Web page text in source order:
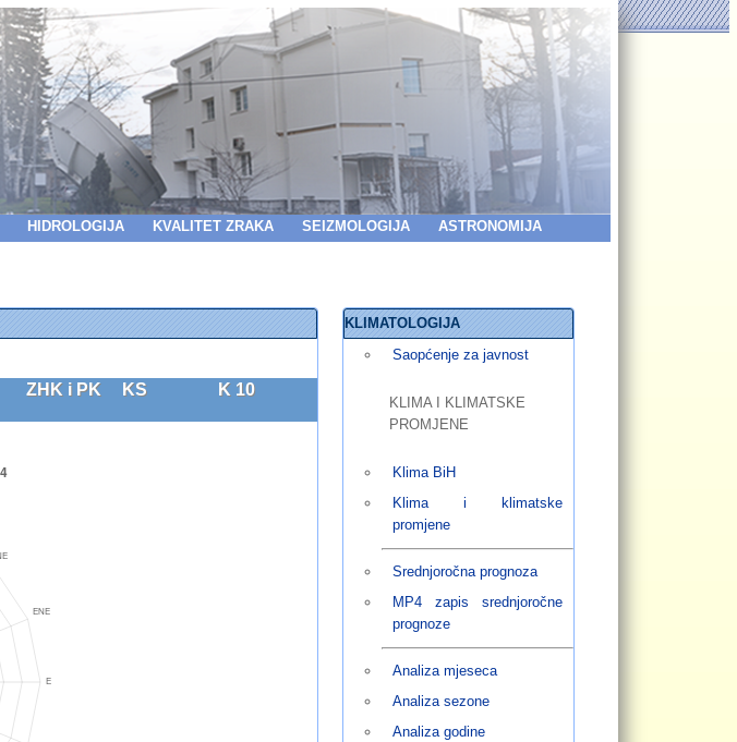
HIDROLOGIJA KVALITET ZRAKA SEIZMOLOGIJA ASTRONOMIJA
ZHK i PK KS K 10
KLIMATOLOGIJA
Saopćenje za javnost
KLIMA I KLIMATSKE
PROMJENE
Klima BiH
Klima i klimatske
promjene
Srednjoročna prognoza
MP4 zapis srednjoročne
prognoze
Analiza mjeseca
Analiza sezone
Analiza godine